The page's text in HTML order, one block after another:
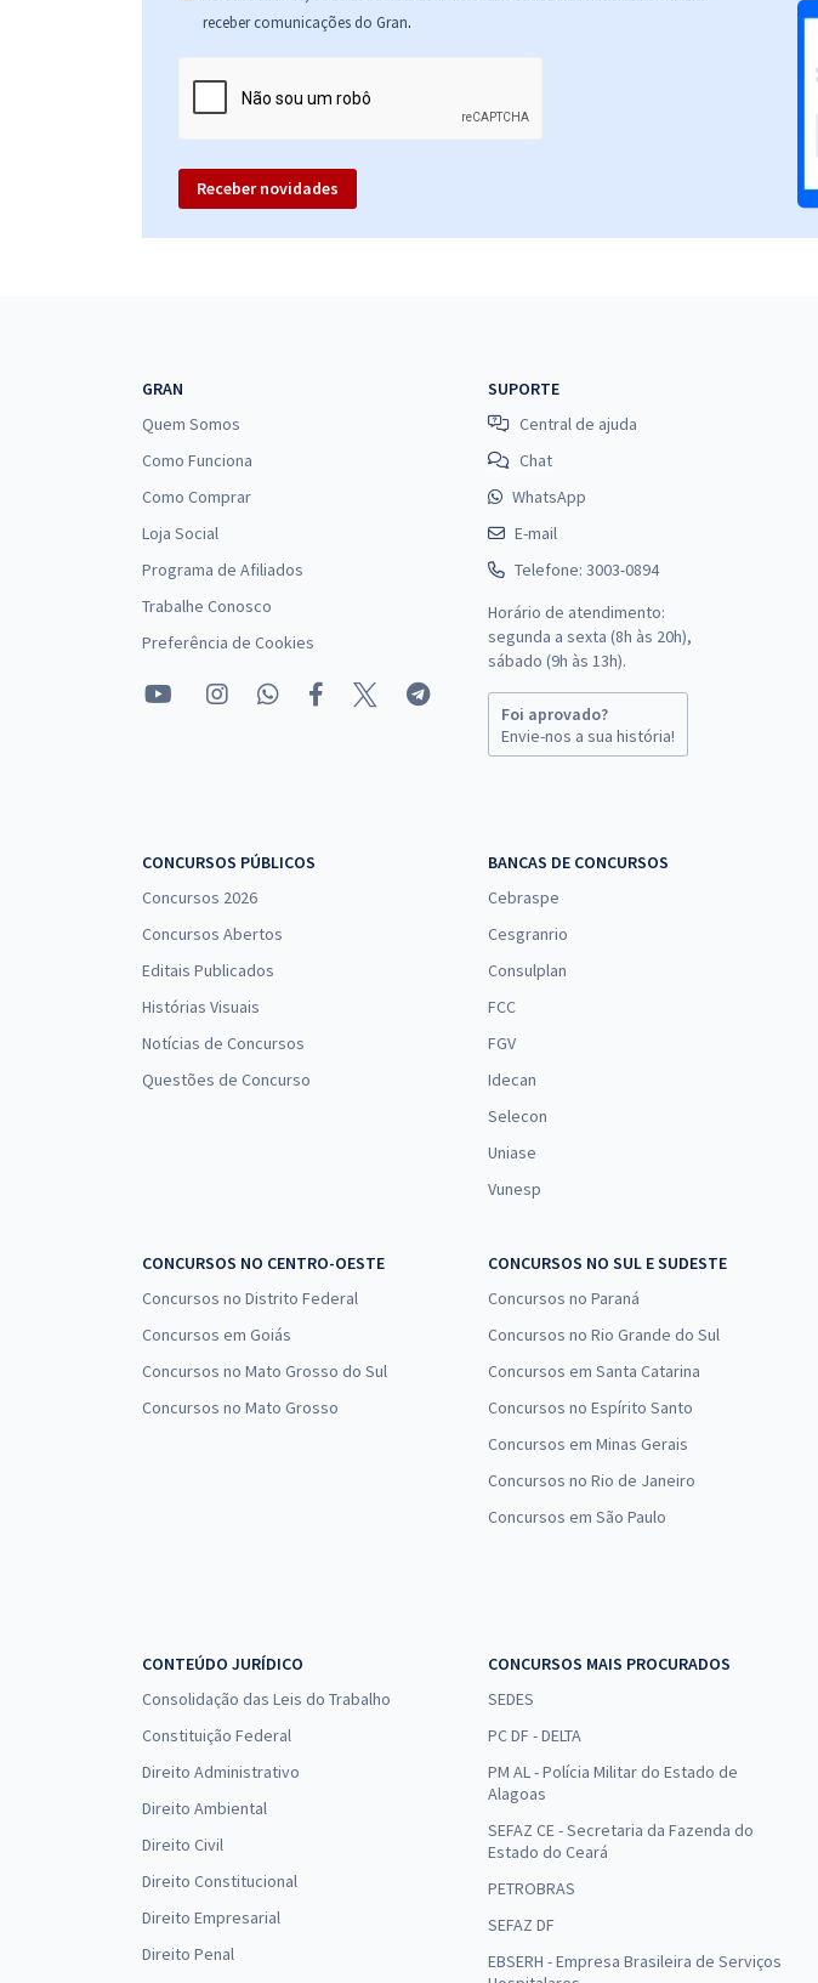
receber comunicações do Gran.
Receber novidades
GRAN
Quem Somos
Como Funciona
Como Comprar
Loja Social
Programa de Afiliados
Trabalhe Conosco
Preferência de Cookies
SUPORTE
Central de ajuda
Chat
WhatsApp
E-mail
Telefone: 3003-0894
Horário de atendimento:
segunda a sexta (8h às 20h),
sábado (9h às 13h).
Foi aprovado?
Envie-nos a sua história!
CONCURSOS PÚBLICOS
Concursos 2026
Concursos Abertos
Editais Publicados
Histórias Visuais
Notícias de Concursos
Questões de Concurso
BANCAS DE CONCURSOS
Cebraspe
Cesgranrio
Consulplan
FCC
FGV
Idecan
Selecon
Uniase
Vunesp
CONCURSOS NO CENTRO-OESTE
Concursos no Distrito Federal
Concursos em Goiás
Concursos no Mato Grosso do Sul
Concursos no Mato Grosso
CONCURSOS NO SUL E SUDESTE
Concursos no Paraná
Concursos no Rio Grande do Sul
Concursos em Santa Catarina
Concursos no Espírito Santo
Concursos em Minas Gerais
Concursos no Rio de Janeiro
Concursos em São Paulo
CONTEÚDO JURÍDICO
Consolidação das Leis do Trabalho
Constituição Federal
Direito Administrativo
Direito Ambiental
Direito Civil
Direito Constitucional
Direito Empresarial
Direito Penal
CONCURSOS MAIS PROCURADOS
SEDES
PC DF - DELTA
PM AL - Polícia Militar do Estado de
Alagoas
SEFAZ CE - Secretaria da Fazenda do
Estado do Ceará
PETROBRAS
SEFAZ DF
EBSERH - Empresa Brasileira de Serviços